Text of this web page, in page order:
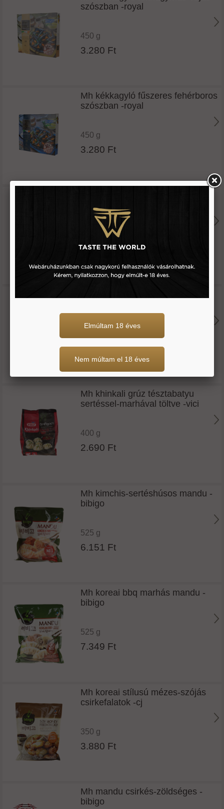
szószban -royal
450 g
3.280 Ft
Mh kékkagyló fűszeres fehérboros
szószban -royal
450 g
3.280 Ft
royal
3.280 Ft
2.690 Ft
Mh khinkali grúz tésztabatyu
sertéssel-marhával töltve -vici
400 g
2.690 Ft
Mh kimchis-sertéshúsos mandu -
bibigo
525 g
6.151 Ft
Mh koreai bbq marhás mandu -
bibigo
525 g
7.349 Ft
Mh koreai stílusú mézes-szójás
csirkefalatok -cj
350 g
3.880 Ft
Mh mandu csirkés-zöldséges -
bibigo
Elmúltam 18 éves
Nem múltam el 18 éves